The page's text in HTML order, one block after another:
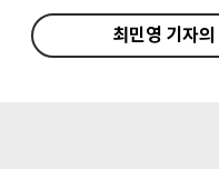
최민영 기자의